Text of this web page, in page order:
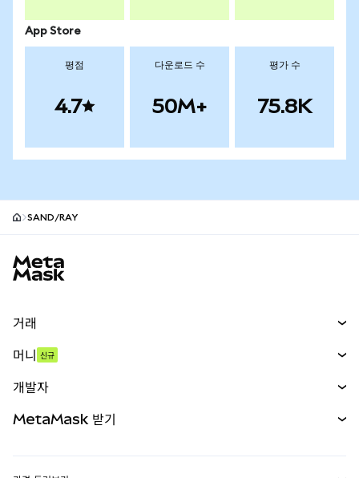
App Store
평점
4.7
다운로드 수
50M+
평가 수
75.8K
SAND/RAY
거래
무기한 선물
실물자산
머니 신규
개발자
MetaMask 받기